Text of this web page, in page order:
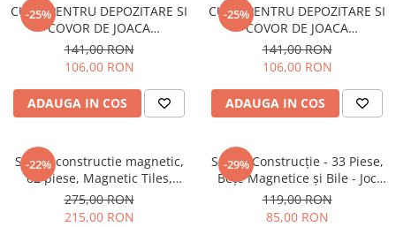
-25%
CUTIE PENTRU DEPOZITARE SI
COVOR DE JOACA
INTERACTIVA- TEMA SAH
141,00 RON
106,00 RON
ADAUGA IN COS
-25%
CUTIE PENTRU DEPOZITARE SI
COVOR DE JOACA
INTERACTIVA- TEMA SPATIU
COSMIC
141,00 RON
106,00 RON
ADAUGA IN COS
-22%
Set de constructie magnetic,
62 piese, Magnetic Tiles,
Multicolore de forme
geometrice diferite, 2D, 3D
275,00 RON
215,00 RON
-29%
Set de Construcție - 33 Piese,
Bețe Magnetice și Bile - Joc
Magnetic Educativ și Creativ
pentru Copii
119,00 RON
85,00 RON